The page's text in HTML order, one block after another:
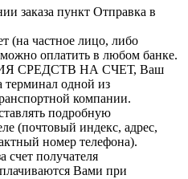
заказа пункт Отправка в
(на частное лицо, либо
оплатить в любом банке.
СРЕДСТВ НА СЧЕТ, Ваш
терминал одной из
компании.
подробную
(почтовый индекс, адрес,
номер телефона).
счет получателя
Вами при